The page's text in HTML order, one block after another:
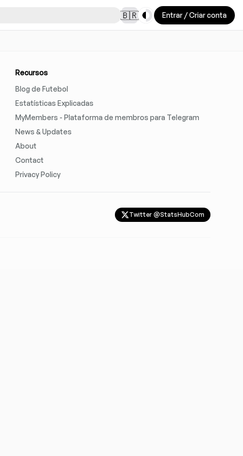
🇧🇷 Toggle theme
Entrar / Criar conta
Recursos
Blog de Futebol
Estatísticas Explicadas
MyMembers - Plataforma de membros para Telegram
News & Updates
About
Contact
Privacy Policy
Twitter @StatsHubCom